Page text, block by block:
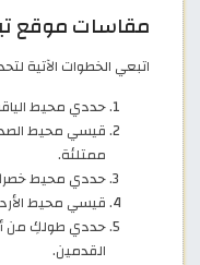
مقاسات موقع
اتبعي الخطوات الآتية
حددي محيط
قيسي محيط
ممتلئة.
حددي محيط
قيسي محيط
حددي طولكِ من
القدمين.